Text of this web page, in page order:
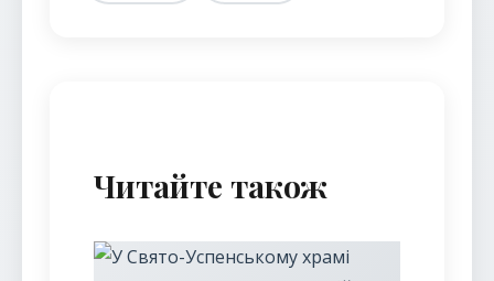
Читайте також